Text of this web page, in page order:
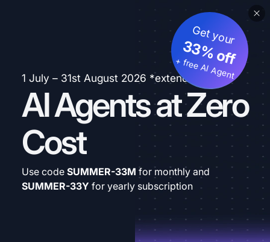
1 July – 31st August 2026 *extended
AI Agents at Zero
Cost
Get your
33% off
+ free AI Agent
Use code SUMMER-33M for monthly and
SUMMER-33Y for yearly subscription